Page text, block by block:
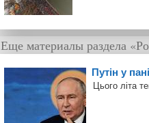
Еще материалы раздела
Путін у
Цього літа